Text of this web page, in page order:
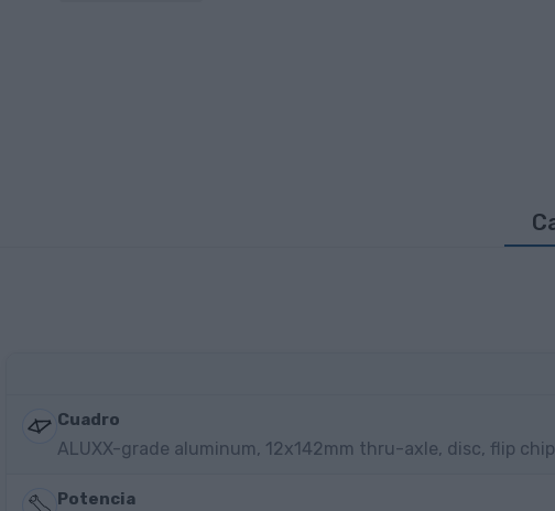
Cuadro
ALUXX-grade aluminum, 12x142mm thru-axle, disc, flip
Potencia